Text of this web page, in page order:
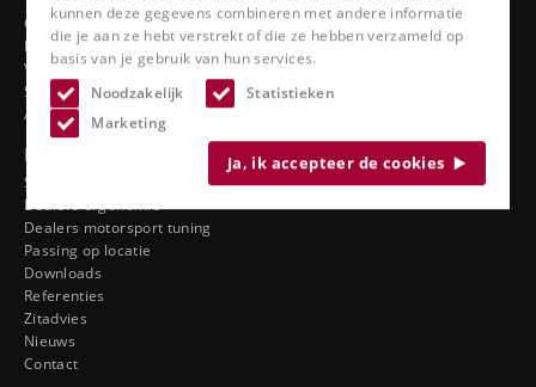
kunnen deze gegevens combineren met andere informatie
die je aan ze hebt verstrekt of die ze hebben verzameld op
basis van je gebruik van hun services.
Noodzakelijk
Statistieken
Marketing
Ja, ik accepteer de cookies
Classic line
Bootstoelen
Vrachtwagenstoelen
Stadionstoelen
Accessoires
Bekijk ook
Service
Dealers ergonomie
Dealers motorsport tuning
Passing op locatie
Downloads
Referenties
Zitadvies
Nieuws
Contact